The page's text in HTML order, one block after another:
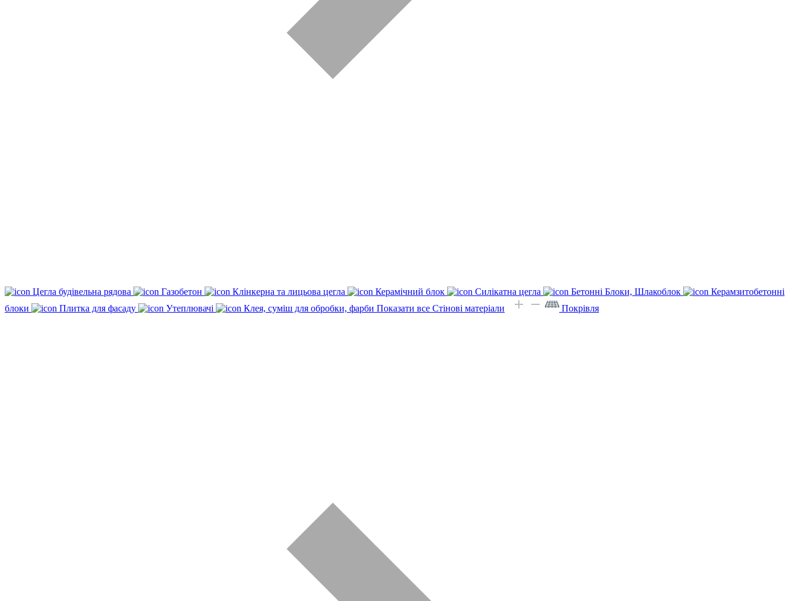
Цегла будівельна рядова Газобетон Клінкерна та лицьова цегла Керамічний блок Силікатна цегла Бетонні Блоки, Шлакоблок
Керамзитобетонні
блоки
Плитка для фасаду Утеплювачі Клея, суміш для обробки, фарби Показати все Стінові матеріали Покрівля